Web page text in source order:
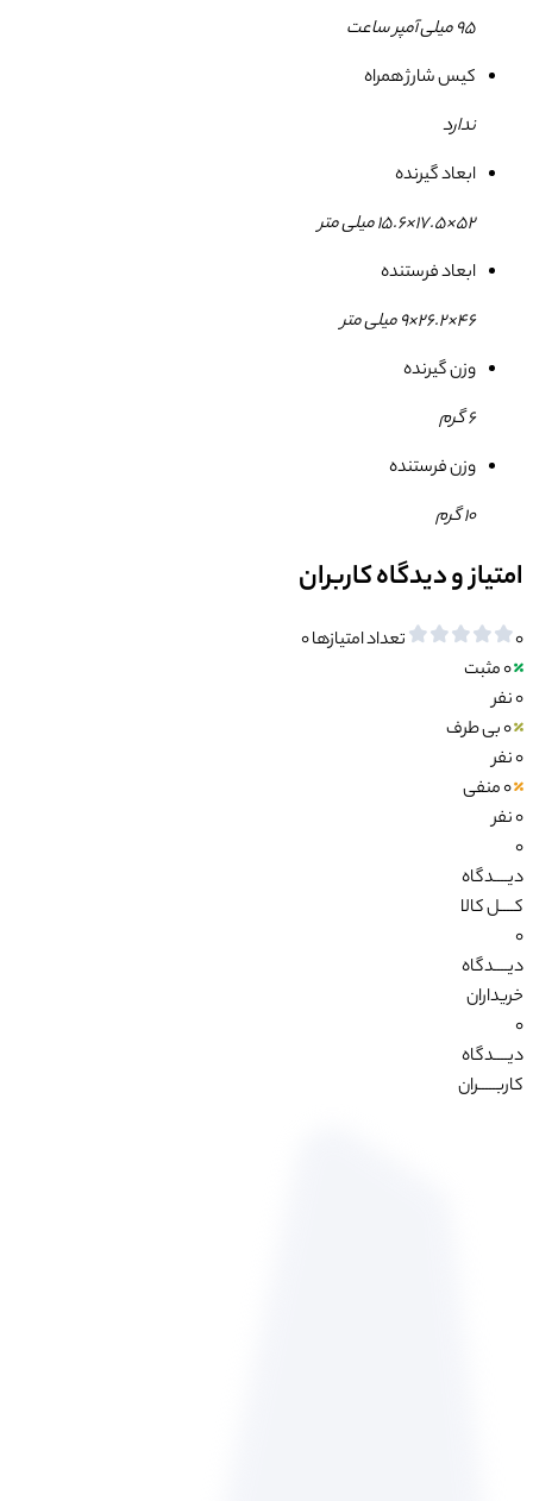
95 میلی آمپر ساعت
کیس شارژ همراه
ندارد
ابعاد گیرنده
52×17.5×15.6 میلی متر
ابعاد فرستنده
46×26.2×9 میلی متر
وزن گیرنده
6 گرم
وزن فرستنده
10 گرم
امتیاز و دیدگاه کاربران
0 تعداد امتیازها0
0مثبت
0 نفر
0بی طرف
0 نفر
0منفی
0 نفر
0
دیــــدگاه
کــــل کالا
0
دیــــدگاه
خریداران
0
دیــــدگاه
کاربـــــران